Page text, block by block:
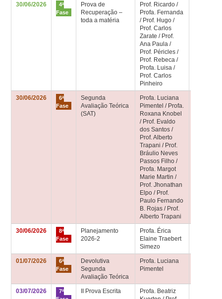
30/06/2026
4ª
Fase
Prova de
Recuperação –
toda a matéria
Prof. Ricardo /
Profa. Fernanda
/ Prof. Hugo /
Prof. Carlos
Zarate / Prof.
Ana Paula /
Prof. Péricles /
Prof. Rebeca /
Profa. Luisa /
Prof. Carlos
Pinheiro
30/06/2026
6ª
Fase
Segunda
Avaliação Teórica
(SAT)
Profa. Luciana
Pimentel / Profa.
Roxana Knobel
/ Prof. Evaldo
dos Santos /
Prof. Alberto
Trapani / Prof.
Bráulio Neves
Passos Filho /
Profa. Margot
Marie Martin /
Prof. Jhonathan
Elpo / Prof.
Paulo Fernando
B. Rojas / Prof.
Alberto Trapani
30/06/2026
8ª
Fase
Planejamento
2026-2
Profa. Érica
Elaine Traebert
Simezo
01/07/2026
6ª
Fase
Devolutiva
Segunda
Avaliação Teórica
Profa. Luciana
Pimentel
03/07/2026
7ª
II Prova Escrita
Profa. Beatriz